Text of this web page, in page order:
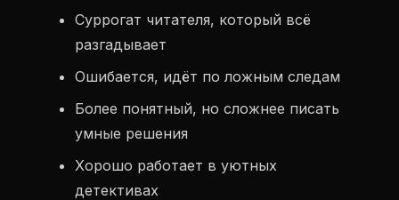
Суррогат читателя, который всё
разгадывает
Ошибается, идёт по ложным следам
Более понятный, но сложнее писать
умные решения
Хорошо работает в уютных
детективах